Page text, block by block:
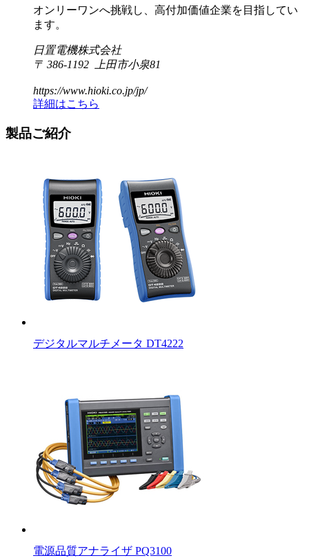
オンリーワンへ挑戦し、高付加価値企業を目指してい
ます。
日置電機株式会社
〒 386-1192 上田市小泉81
https://www.hioki.co.jp/jp/
詳細はこちら
製品ご紹介
デジタルマルチメータ DT4222
電源品質アナライザ PQ3100